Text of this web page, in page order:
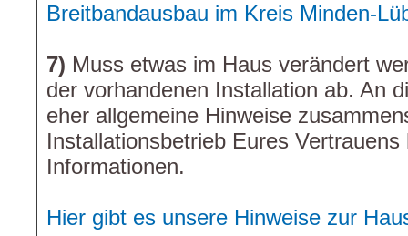
Breitbandausbau im Kreis Minden-
7) Muss etwas im Haus verändert
der vorhandenen Installation ab. An
eher allgemeine Hinweise
Installationsbetrieb Eures
Informationen.
Hier gibt es unsere Hinweise zur